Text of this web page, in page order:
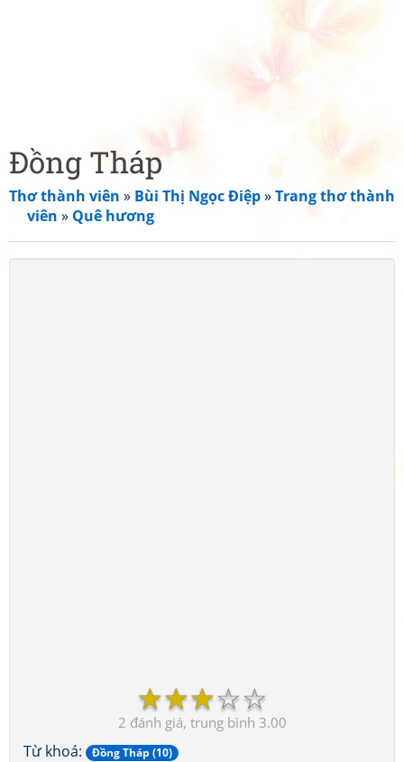
Đồng Tháp
Thơ thành viên » Bùi Thị Ngọc Điệp»Trang thơ thành
viên » Quê hương
☆
☆
☆
☆
☆
2 3.00
Từ khoá: Đồng Tháp (10)